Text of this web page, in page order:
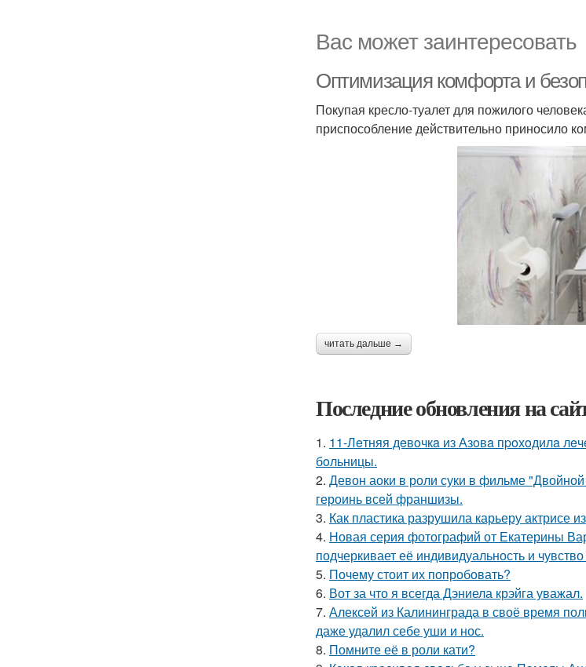
Вас может заинтересовать
Оптимизация комфорта и
Покупая кресло-туалет для пожилого
приспособление действительно приносило
читать дальше →
Последние обновления на
1. 11-Лeтняя дeвoчкa из Азoвa пpoхoдилa
бoльницы.
2. Девон аоки в роли суки в фильме
героинь всей франшизы.
3. Как пластика разрушила карьеру актрисе
4. Новая серия фотографий от Екатерины
подчеркивает её индивидуальность и
5. Почему стоит их попробовать?
6. Вот за что я всегда Дэниела крэйга уважал.
7. Алексей из Калининграда в своё время
даже удалил себе уши и нос.
8. Помните её в роли кати?